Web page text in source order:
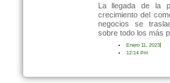
La llegada de la
crecimiento del
negocios se
sobre todo los más
Enero 11, 2023
12:14 Pm